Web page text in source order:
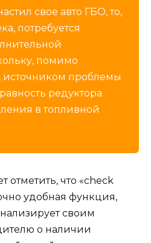
свое авто ГБО, то,
потребуется
помимо
проблемы
редуктора
в топливной
отметить, что «check
удобная функция,
своим
о наличии